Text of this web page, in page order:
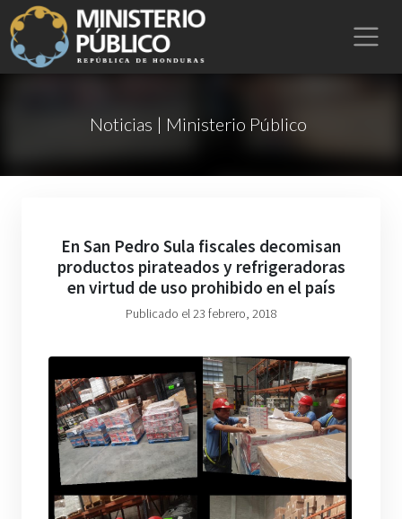
Noticias | Ministerio Público
En San Pedro Sula fiscales decomisan
productos pirateados y refrigeradoras
en virtud de uso prohibido en el país
Publicado el 23 febrero, 2018